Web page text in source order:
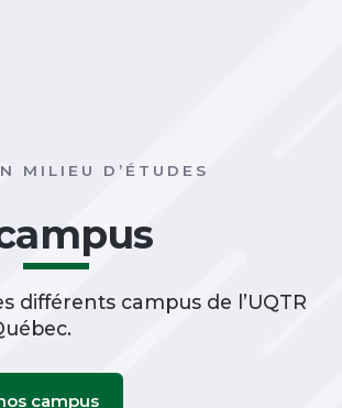
MILIEU D’ÉTUDES
différents campus de l’UQTR
campus